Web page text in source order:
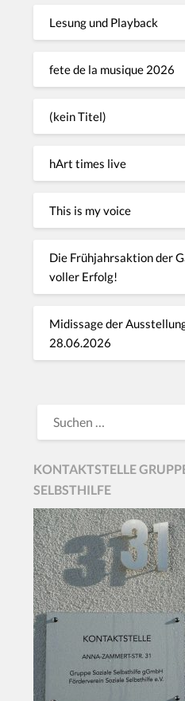
Lesung und Playback
fete de la musique 2026
(kein Titel)
hArt times live
This is my voice
Die Frühjahrsaktion der
voller Erfolg!
Midissage der
28.06.2026
KONTAKTSTELLE
SELBSTHILFE